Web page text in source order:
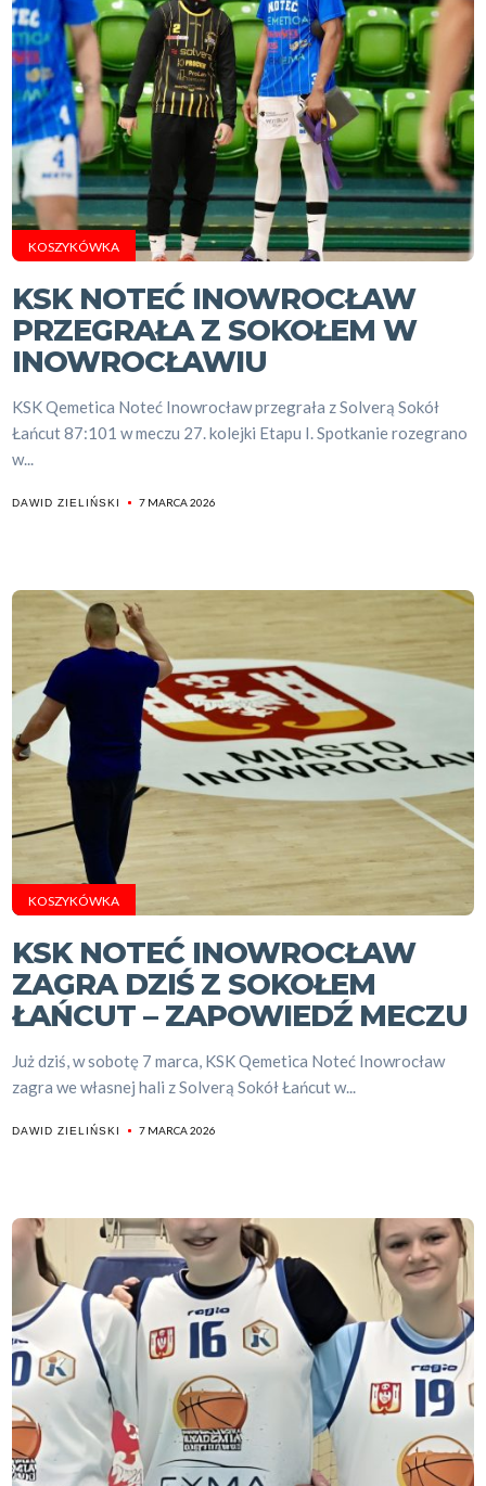
KOSZYKÓWKA
KSK NOTEĆ INOWROCŁAW
PRZEGRAŁA Z SOKOŁEM W
INOWROCŁAWIU
KSK Qemetica Noteć Inowrocław przegrała z Solverą Sokół
Łańcut 87:101 w meczu 27. kolejki Etapu I. Spotkanie rozegrano
w...
DAWID ZIELIŃSKI 7 MARCA 2026
KOSZYKÓWKA
KSK NOTEĆ INOWROCŁAW
ZAGRA DZIŚ Z SOKOŁEM
ŁAŃCUT – ZAPOWIEDŹ MECZU
Już dziś, w sobotę 7 marca, KSK Qemetica Noteć Inowrocław
zagra we własnej hali z Solverą Sokół Łańcut w...
DAWID ZIELIŃSKI 7 MARCA 2026